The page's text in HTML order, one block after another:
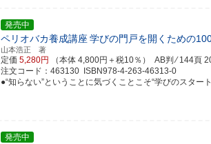
発売中
ペリオバカ養成講座 学びの門戸を開くための
山本浩正 著
定価 5,280円 （本体 4,800円＋税10％） AB判 ⁄ 144頁
注文コード：463130 ISBN978-4-263-46313-0
●“知らない”ということに気づくことこそ“学びのスター
発売中